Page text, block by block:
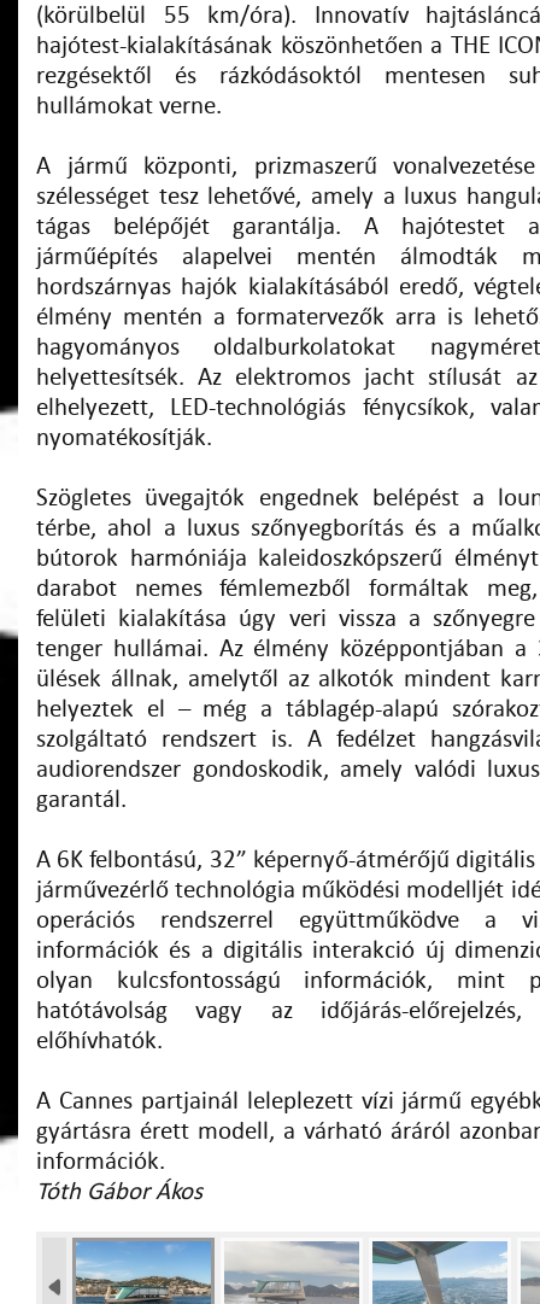
(körülbelül 55 km/óra). Innovatív
hajótest-kialakításának köszönhetően a THE
rezgésektől és rázkódásoktól mentesen
hullámokat verne.
A jármű központi, prizmaszerű
szélességet tesz lehetővé, amely a luxus
tágas belépőjét garantálja. A hajótestet a
járműépítés alapelvei mentén álmodták
hordszárnyas hajók kialakításából eredő,
élmény mentén a formatervezők arra is
hagyományos oldalburkolatokat
helyettesítsék. Az elektromos jacht stílusát
elhelyezett, LED-technológiás fénycsíkok,
nyomatékosítják.
Szögletes üvegajtók engednek belépést a
térbe, ahol a luxus szőnyegborítás és a
bútorok harmóniája kaleidoszkópszerű
darabot nemes fémlemezből formáltak
felületi kialakítása úgy veri vissza a
tenger hullámai. Az élmény középpontjában
ülések állnak, amelytől az alkotók mindent
helyeztek el – még a táblagép-alapú
szolgáltató rendszert is. A fedélzet
audiorendszer gondoskodik, amely valódi
garantál.
A 6K felbontású, 32” képernyő-átmérőjű
járművezérlő technológia működési modelljét
operációs rendszerrel együttműködve a
információk és a digitális interakció új
olyan kulcsfontosságú információk, mint
hatótávolság vagy az időjárás-előrejelzés,
előhívhatók.
A Cannes partjainál leleplezett vízi jármű
gyártásra érett modell, a várható áráról
információk.
Tóth Gábor Ákos